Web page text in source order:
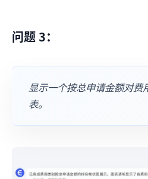
问题 3：
显示一个按总申请金额对费
表。